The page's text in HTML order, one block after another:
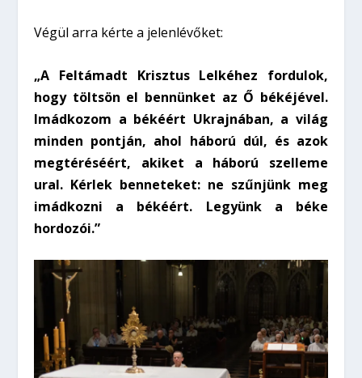
Végül arra kérte a jelenlévőket:
„A Feltámadt Krisztus Lelkéhez fordulok,
hogy töltsön el bennünket az Ő békéjével.
Imádkozom a békéért Ukrajnában, a világ
minden pontján, ahol háború dúl, és azok
megtéréséért, akiket a háború szelleme
ural. Kérlek benneteket: ne szűnjünk meg
imádkozni a békéért. Legyünk a béke
hordozói.”